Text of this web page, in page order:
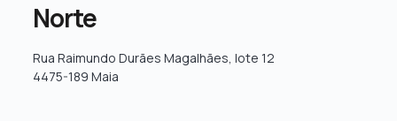
Norte
Rua Raimundo Durães Magalhães, lote 12
4475-189 Maia